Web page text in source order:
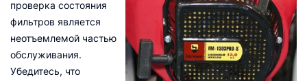
проверка состояния
фильтров является
неотъемлемой частью
обслуживания.
Убедитесь, что